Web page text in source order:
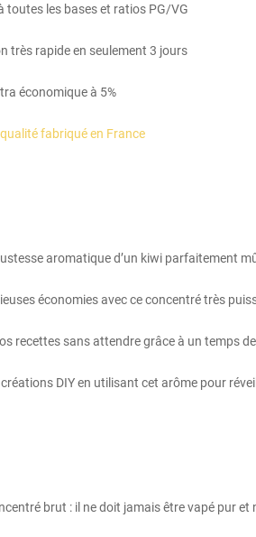
toutes les bases et ratios PG/VG
très rapide en seulement 3 jours
économique à 5%
fabriqué en France
aromatique d’un kiwi parfaitement
économies avec ce concentré très
recettes sans attendre grâce à un temps
DIY en utilisant cet arôme pour
brut : il ne doit jamais être vapé pur